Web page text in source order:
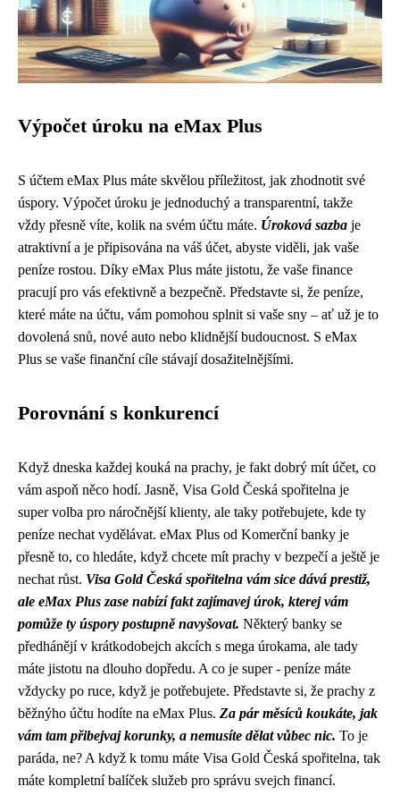
Výpočet úroku na eMax Plus
S účtem eMax Plus máte skvělou příležitost, jak zhodnotit své
úspory. Výpočet úroku je jednoduchý a transparentní, takže
vždy přesně víte, kolik na svém účtu máte. Úroková sazba je
atraktivní a je připisována na váš účet, abyste viděli, jak vaše
peníze rostou. Díky eMax Plus máte jistotu, že vaše finance
pracují pro vás efektivně a bezpečně. Představte si, že peníze,
které máte na účtu, vám pomohou splnit si vaše sny – ať už je to
dovolená snů, nové auto nebo klidnější budoucnost. S eMax
Plus se vaše finanční cíle stávají dosažitelnějšími.
Porovnání s konkurencí
Když dneska každej kouká na prachy, je fakt dobrý mít účet, co
vám aspoň něco hodí. Jasně, Visa Gold Česká spořitelna je
super volba pro náročnější klienty, ale taky potřebujete, kde ty
peníze nechat vydělávat. eMax Plus od Komerční banky je
přesně to, co hledáte, když chcete mít prachy v bezpečí a ještě je
nechat růst. Visa Gold Česká spořitelna vám sice dává prestiž,
ale eMax Plus zase nabízí fakt zajímavej úrok, kterej vám
pomůže ty úspory postupně navyšovat. Některý banky se
předhánějí v krátkodobejch akcích s mega úrokama, ale tady
máte jistotu na dlouho dopředu. A co je super - peníze máte
vždycky po ruce, když je potřebujete. Představte si, že prachy z
běžnýho účtu hodíte na eMax Plus. Za pár měsíců koukáte, jak
vám tam přibejvaj korunky, a nemusíte dělat vůbec nic. To je
paráda, ne? A když k tomu máte Visa Gold Česká spořitelna, tak
máte kompletní balíček služeb pro správu svejch financí.